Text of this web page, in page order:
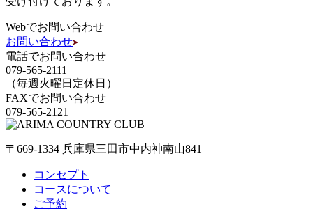
Webでお問い合わせ
お問い合わせ
電話でお問い合わせ
079-565-2111
（毎週火曜日定休日）
FAXでお問い合わせ
079-565-2121
〒669-1334 兵庫県三田市中内神南山841
コンセプト
コースについて
ご予約